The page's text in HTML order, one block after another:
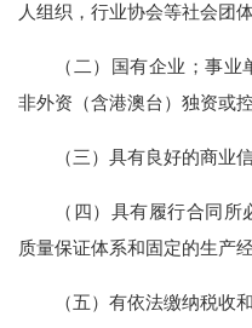
人组织，行业协会等社会团
（二）国有企业；事
非外资（含港澳台）独资或
（三）具有良好的商业
（四）具有履行合同
质量保证体系和固定的生产
（五）有依法缴纳税收